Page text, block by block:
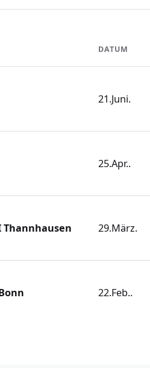
DATUM
21.Juni.
25.Apr..
Thannhausen 29.März.
22.Feb..